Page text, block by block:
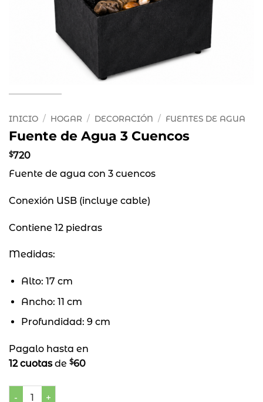
INICIO / HOGAR / DECORACIÓN / FUENTES DE AGUA
Fuente de Agua 3 Cuencos
$720
Fuente de agua con 3 cuencos
Conexión USB (incluye cable)
Contiene 12 piedras
Medidas:
Alto: 17 cm
Ancho: 11 cm
Profundidad: 9 cm
Pagalo hasta en
12 cuotasde $60
Fuente de Agua 3 Cuencos cantidad